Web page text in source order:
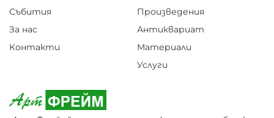
Произведения
Антиквариат
Материали
Услуги
Събития
За нас
Контакти